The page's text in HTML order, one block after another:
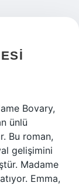
Bovary,
ünlü
Bu roman,
gelişimini
Madame
Emma,